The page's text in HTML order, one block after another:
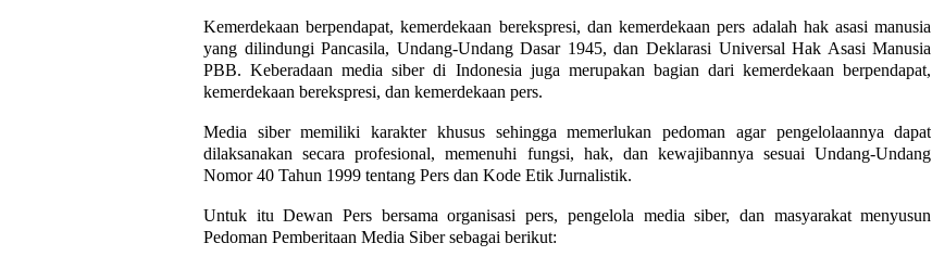
Kemerdekaan berpendapat, kemerdekaan berekspresi, dan kemerdekaan pers adalah hak asasi manusia
yang dilindungi Pancasila, Undang-Undang Dasar 1945, dan Deklarasi Universal Hak Asasi Manusia
PBB. Keberadaan media siber di Indonesia juga merupakan bagian dari kemerdekaan berpendapat,
kemerdekaan berekspresi, dan kemerdekaan pers.
Media siber memiliki karakter khusus sehingga memerlukan pedoman agar pengelolaannya dapat
dilaksanakan secara profesional, memenuhi fungsi, hak, dan kewajibannya sesuai Undang-Undang
Nomor 40 Tahun 1999 tentang Pers dan Kode Etik Jurnalistik.
Untuk itu Dewan Pers bersama organisasi pers, pengelola media siber, dan masyarakat menyusun
Pedoman Pemberitaan Media Siber sebagai berikut: